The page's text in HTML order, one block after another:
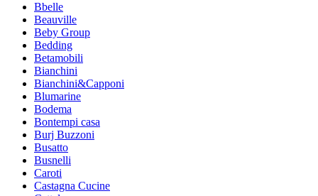
Bbelle
Beauville
Beby Group
Bedding
Betamobili
Bianchini
Bianchini&Capponi
Blumarine
Bodema
Bontempi casa
Burj Buzzoni
Busatto
Busnelli
Caroti
Castagna Cucine